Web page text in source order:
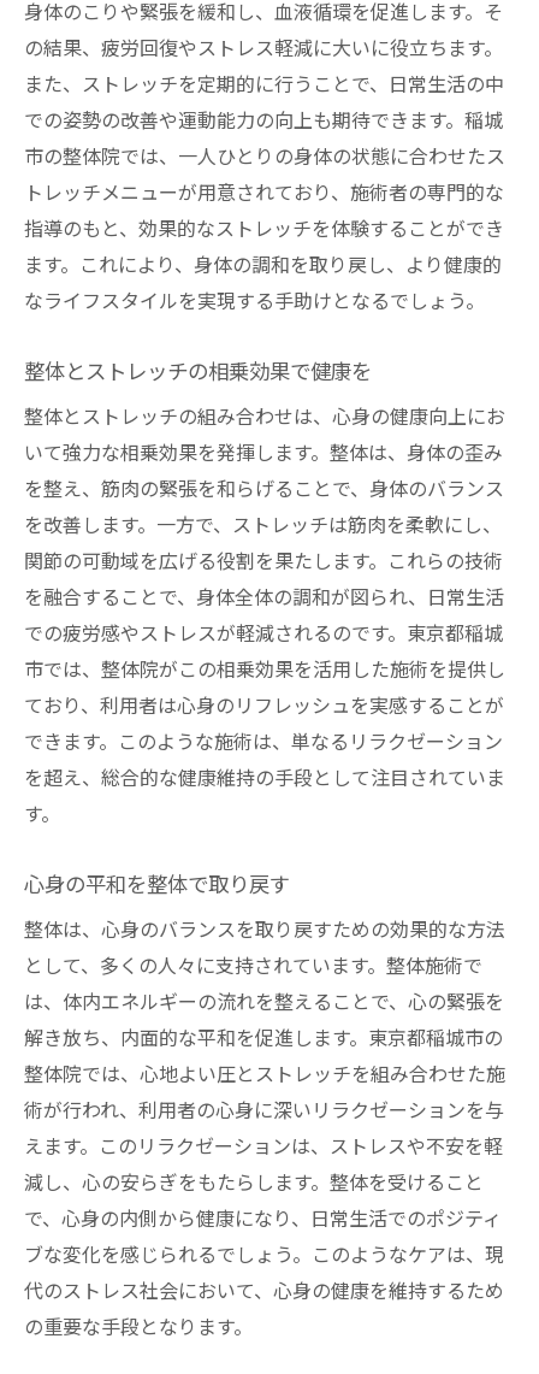
整体がもたらすライフスタイルの改善
ストレッチで感じる稲城市の魅力
整体が促す心地よい変化の体験
稲城市で整体が与える新しい日々
整体とストレッチで見つける新たな自分
整体による心身の新しい息吹
潜在能力を引き出す整体技術で稲城市の日常に
新風を
稲城市の整体技術がもたらす効果
整体で目覚める体の潜在能力
整体技術で日常に変化をもたらす
整体が導く新しい健康の形
稲城市の整体が提供するストレッチでの心身リ
フレッシュ法
整体が教える効果的なストレッチ法
ストレッチで心身のバランスを整える
整体を通じたストレッチの新提案
稲城市の整体院で学ぶリフレッシュ法
稲城市の整体体験で見つける新たな可能性
整体を通じて新たな自己を見つめ直す
整体が提供する自己探求の時間
整体体験がもたらす新しい自分の発見
整体で心と体を新たにするプロセス
整体とストレッチの力で稲城市の生活を豊かに
整体が生活に与える豊かさの秘密
整体とストレッチで生活の質を向上
身体のこりや緊張を緩和し、血液循環を促進します。そ
の結果、疲労回復やストレス軽減に大いに役立ちます。
また、ストレッチを定期的に行うことで、日常生活の中
での姿勢の改善や運動能力の向上も期待できます。稲城
市の整体院では、一人ひとりの身体の状態に合わせたス
トレッチメニューが用意されており、施術者の専門的な
指導のもと、効果的なストレッチを体験することができ
ます。これにより、身体の調和を取り戻し、より健康的
なライフスタイルを実現する手助けとなるでしょう。
整体とストレッチの相乗効果で健康を
整体とストレッチの組み合わせは、心身の健康向上にお
いて強力な相乗効果を発揮します。整体は、身体の歪み
を整え、筋肉の緊張を和らげることで、身体のバランス
を改善します。一方で、ストレッチは筋肉を柔軟にし、
関節の可動域を広げる役割を果たします。これらの技術
を融合することで、身体全体の調和が図られ、日常生活
での疲労感やストレスが軽減されるのです。東京都稲城
市では、整体院がこの相乗効果を活用した施術を提供し
ており、利用者は心身のリフレッシュを実感することが
できます。このような施術は、単なるリラクゼーション
を超え、総合的な健康維持の手段として注目されていま
す。
心身の平和を整体で取り戻す
整体は、心身のバランスを取り戻すための効果的な方法
として、多くの人々に支持されています。整体施術で
は、体内エネルギーの流れを整えることで、心の緊張を
解き放ち、内面的な平和を促進します。東京都稲城市の
整体院では、心地よい圧とストレッチを組み合わせた施
術が行われ、利用者の心身に深いリラクゼーションを与
えます。このリラクゼーションは、ストレスや不安を軽
減し、心の安らぎをもたらします。整体を受けること
で、心身の内側から健康になり、日常生活でのポジティ
ブな変化を感じられるでしょう。このようなケアは、現
代のストレス社会において、心身の健康を維持するため
の重要な手段となります。